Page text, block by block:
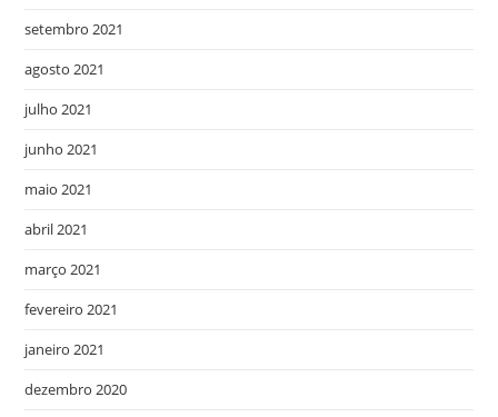
setembro 2021
agosto 2021
julho 2021
junho 2021
maio 2021
abril 2021
março 2021
fevereiro 2021
janeiro 2021
dezembro 2020